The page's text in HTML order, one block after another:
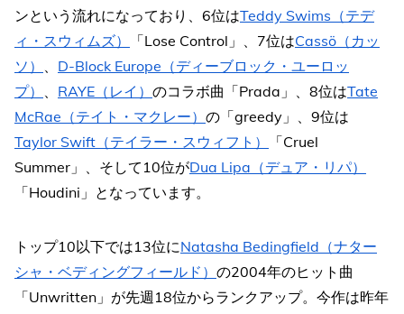
ンという流れになっており、6位はTeddy Swims（テデ
ィ・スウィムズ）
「Lose Control」、7位はCassö（カッ
ソ）
D-Block Europe（ディーブロック・ユーロッ
プ）
RAYE（レイ） のコラボ曲「Prada」、8位はTate
McRae（テイト・マクレー） の「greedy」、9位は
Taylor Swift（テイラー・スウィフト）
「Cruel
Summer」、そして10位がDua Lipa（デュア・リパ）
「Houdini」となっています。
トップ10以下では13位にNatasha Bedingfield（ナター
シャ・ベディングフィールド） の2004年のヒット曲
「Unwritten」が先週18位からランクアップ。今作は昨年